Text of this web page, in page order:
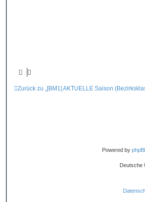
Zurück zu „[BM1] AKTUELLE Saison
Powered by
Deutsche